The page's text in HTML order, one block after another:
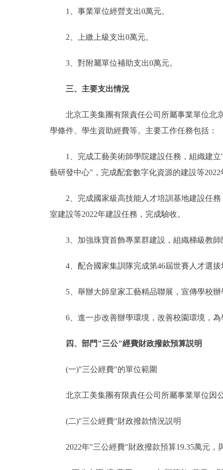
1、事業單位經營支出0萬元。
2、上繳上級支出0萬元。
3、對附屬單位補助支出0萬元。
三、主要支出情況
北京工美集團有限責任公司所屬事業單位北京
學條件、學生資助經費等。主要工作任務包括：
1、完成工藝美術師學院建設任務，組織建立
藝研發中心"，完成配套數字化資源的建設等
2、完成國家級高技能人才培訓基地建設任務
室建設等2022年建設任務，完成驗收。
3、加強珠寶首飾專業群建設，組織梯級教師
4、配合國家集訓隊完成第46屆世賽人才選拔
5、舉辦大師皇家工藝精品聯展，宣傳學校辦
6、進一步改善辦學環境，改善校園環境，為
四、部門"三公"經費財政撥款預算説明
(一)"三公經費"的單位範圍
北京工美集團有限責任公司所屬事業單位因公
(二)"三公經費"財政撥款情況説明
2022年"三公經費"財政撥款預算19.35萬元，